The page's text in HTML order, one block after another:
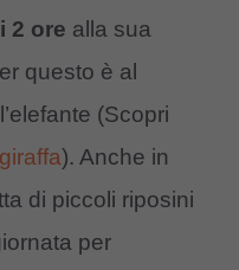
2 ore alla sua
questo è al
(Scopri
). Anche in
di piccoli riposini
per